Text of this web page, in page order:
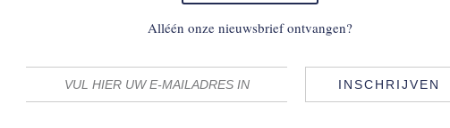
Alléén onze nieuwsbrief ontvangen?
INSCHRIJVEN